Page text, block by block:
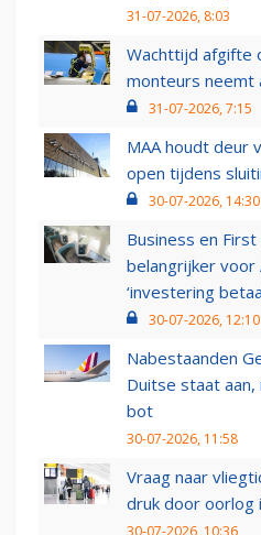
31-07-2026, 8:03
Wachttijd afgifte
monteurs neemt
31-07-2026, 7:15
MAA houdt deur
open tijdens
30-07-2026, 14:30
Business en
belangrijker voor
‘investering
30-07-2026, 12:10
Nabestaanden
Duitse staat
bot
30-07-2026, 11:58
Vraag naar
druk door oorlog
30-07-2026, 10:36